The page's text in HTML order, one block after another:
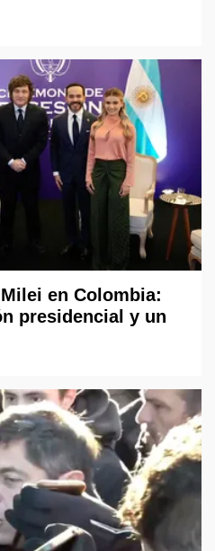
en Colombia:
presidencial y un